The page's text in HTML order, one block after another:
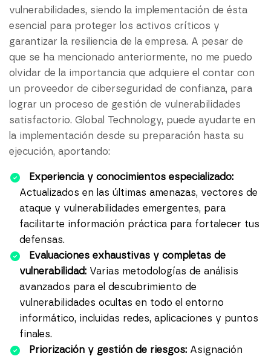
vulnerabilidades, siendo la implementación de ésta
esencial para proteger los activos críticos y
garantizar la resiliencia de la empresa. A pesar de
que se ha mencionado anteriormente, no me puedo
olvidar de la importancia que adquiere el contar con
un proveedor de ciberseguridad de confianza, para
lograr un proceso de gestión de vulnerabilidades
satisfactorio. Global Technology, puede ayudarte en
la implementación desde su preparación hasta su
ejecución, aportando:
Experiencia y conocimientos especializado:
Actualizados en las últimas amenazas, vectores de
ataque y vulnerabilidades emergentes, para
facilitarte información práctica para fortalecer tus
defensas.
Evaluaciones exhaustivas y completas de
vulnerabilidad: Varias metodologías de análisis
avanzados para el descubrimiento de
vulnerabilidades ocultas en todo el entorno
informático, incluidas redes, aplicaciones y puntos
finales.
Priorización y gestión de riesgos: Asignación